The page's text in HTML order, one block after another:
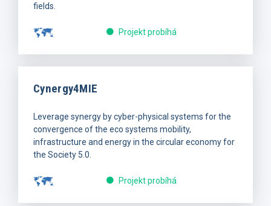
fields.
Projekt probíhá
Cynergy4MIE
Leverage synergy by cyber-physical systems for the
convergence of the eco systems mobility,
infrastructure and energy in the circular economy for
the Society 5.0.
Projekt probíhá